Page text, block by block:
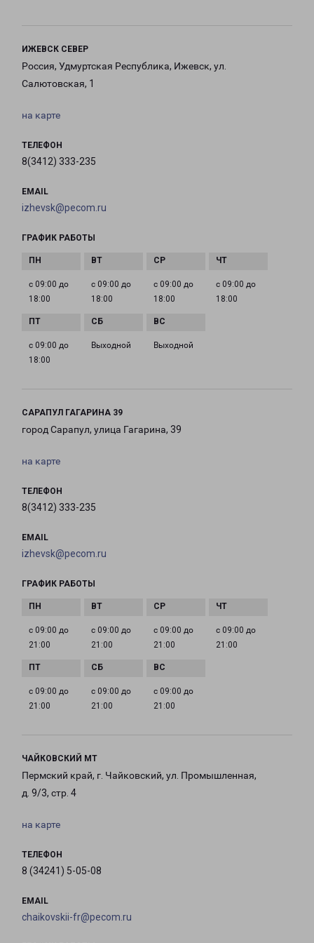
ИЖЕВСК СЕВЕР
Россия, Удмуртская Республика, Ижевск, ул.
Салютовская, 1
на карте
ТЕЛЕФОН
8(3412) 333-235
EMAIL
izhevsk@pecom.ru
ГРАФИК РАБОТЫ
с 09:00 до
18:00
с 09:00 до
18:00
с 09:00 до
18:00
с 09:00 до
18:00
с 09:00 до
18:00
Выходной Выходной
САРАПУЛ ГАГАРИНА 39
город Сарапул, улица Гагарина, 39
на карте
ТЕЛЕФОН
8(3412) 333-235
EMAIL
izhevsk@pecom.ru
ГРАФИК РАБОТЫ
с 09:00 до
21:00
с 09:00 до
21:00
с 09:00 до
21:00
с 09:00 до
21:00
с 09:00 до
21:00
с 09:00 до
21:00
с 09:00 до
21:00
ЧАЙКОВСКИЙ МТ
Пермский край, г. Чайковский, ул. Промышленная,
д. 9/3, стр. 4
на карте
ТЕЛЕФОН
8 (34241) 5-05-08
EMAIL
chaikovskii-fr@pecom.ru